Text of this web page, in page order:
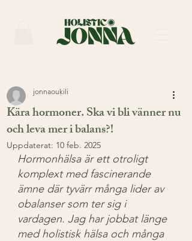
Kära hormoner. Ska vi bli vänner nu
och leva mer i balans?!
jonnaoukili
Uppdaterat: 10 feb. 2025
Hormonhälsa är ett otroligt
komplext med fascinerande
ämne där tyvärr många lider av
obalanser som ter sig i
vardagen. Jag har jobbat länge
med holistisk hälsa och många